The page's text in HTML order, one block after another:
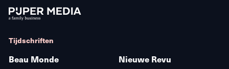
Tijdschriften
Beau Monde
Nieuwe Revu